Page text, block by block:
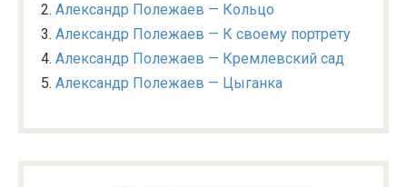
Александр Полежаев — Кольцо
Александр Полежаев — К своему портрету
Александр Полежаев — Кремлевский сад
Александр Полежаев — Цыганка